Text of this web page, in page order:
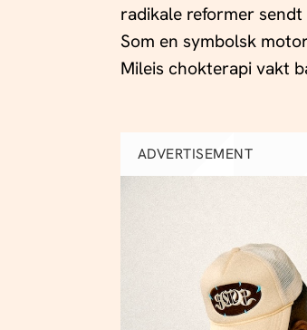
radikale reformer
Som en symbolsk
Mileis chokterapi vakt
ADVERTISEMENT